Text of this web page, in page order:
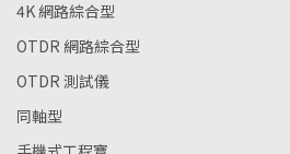
4K 網路綜合型
OTDR 網路綜合型
OTDR 測試儀
同軸型